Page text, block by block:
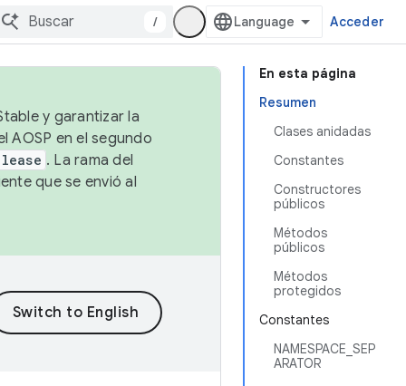
/ Acceder
En esta página
Resumen
Clases anidadas
Constantes
Constructores
públicos
Métodos
públicos
Métodos
protegidos
Constantes
NAMESPACE_SEP
ARATOR
y garantizar la
AOSP en el segundo
. La rama del
que se envió al